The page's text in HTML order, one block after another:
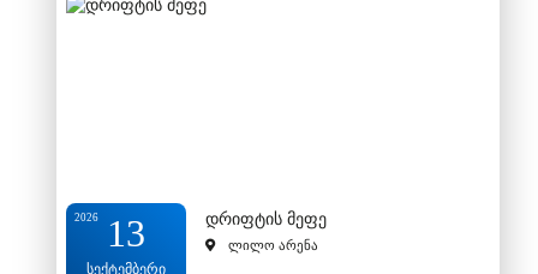
13
სექტემბერი
2026 დრიფტის მეფე
ლილო არენა